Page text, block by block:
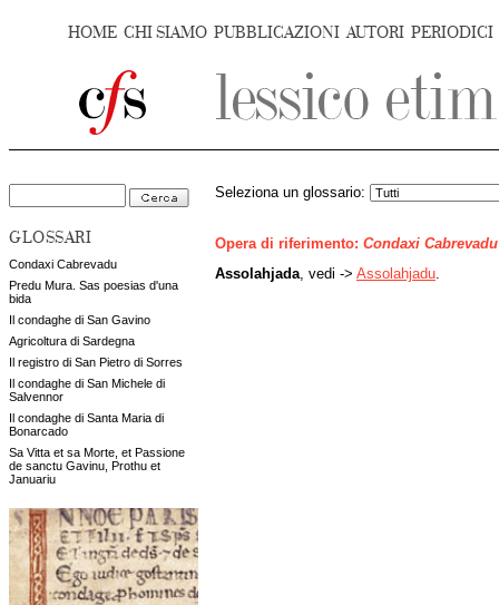
HOME CHI SIAMO PUBBLICAZIONI AUTORI PERIODICI
GLOSSARI
Condaxi Cabrevadu
Predu Mura. Sas poesias d'una
bida
Il condaghe di San Gavino
Agricoltura di Sardegna
Il registro di San Pietro di Sorres
Il condaghe di San Michele di
Salvennor
Il condaghe di Santa Maria di
Bonarcado
Sa Vitta et sa Morte, et Passione
de sanctu Gavinu, Prothu et
Januariu
Seleziona un glossario:
Opera di riferimento: Condaxi Cabrevadu
Assolahjada , vedi -> Assolahjadu